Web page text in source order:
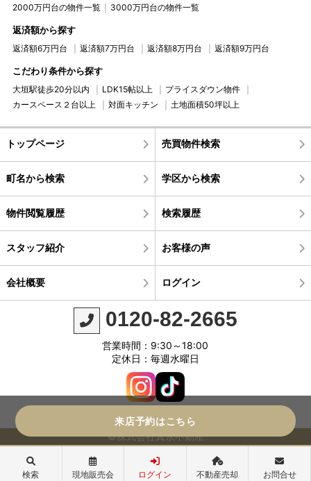
2000万円台の物件一覧
3000万円台の物件一覧
返済額から探す
返済額6万円台 返済額7万円台 返済額8万円台 返済額9万円台
こだわり条件から探す
大垣駅徒歩20分以内 LDK15帖以上
プライスダウン物件
カースペース２台以上
対面キッチン 土地面積50坪以上
トップページ 売買物件検索
町名から検索 学区から検索
物件閲覧履歴 検索履歴
スタッフ紹介 お客様の声
会社概要 ログイン
0120-82-2665
営業時間：9:30～18:00
定休日：毎週水曜日
©株式会社真永不動産
来店予約はこちら
検索 現地販売会 ログイン 不動産売却 お問合せ